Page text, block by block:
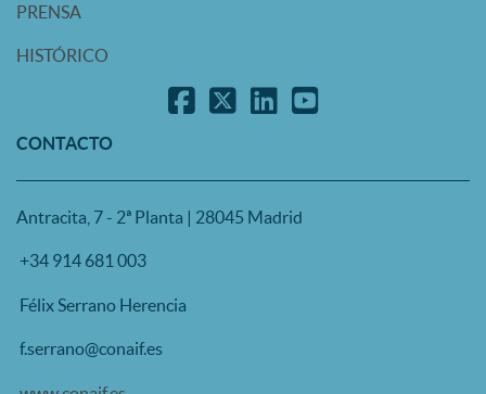
PRENSA
HISTÓRICO
CONTACTO
Antracita, 7 - 2ª Planta | 28045 Madrid
+34 914 681 003
Félix Serrano Herencia
f.serrano@conaif.es